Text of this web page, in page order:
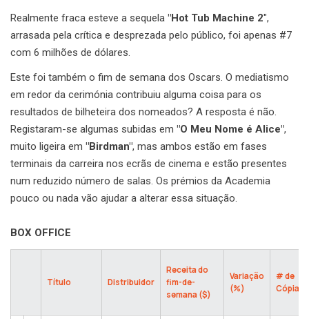
Realmente fraca esteve a sequela "Hot Tub Machine 2",
arrasada pela crítica e desprezada pelo público, foi apenas #7
com 6 milhões de dólares.
Este foi também o fim de semana dos Oscars. O mediatismo
em redor da cerimónia contribuiu alguma coisa para os
resultados de bilheteira dos nomeados? A resposta é não.
Registaram-se algumas subidas em "O Meu Nome é Alice",
muito ligeira em "Birdman", mas ambos estão em fases
terminais da carreira nos ecrãs de cinema e estão presentes
num reduzido número de salas. Os prémios da Academia
pouco ou nada vão ajudar a alterar essa situação.
BOX OFFICE
Título Distribuidor
Receita do
fim-de-
semana ($)
Variação
(%)
# de
Cópias